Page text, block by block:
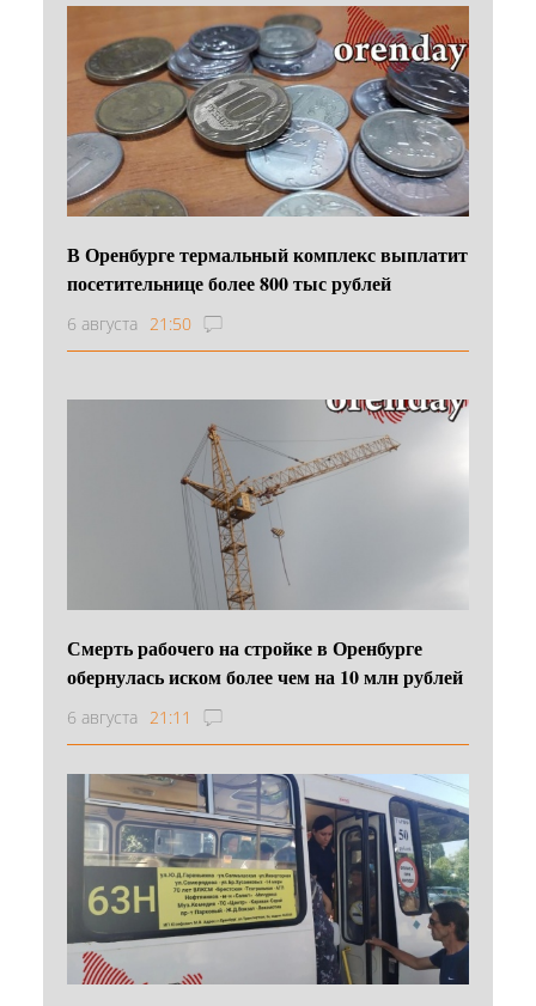
В Оренбурге термальный комплекс выплатит
посетительнице более 800 тыс рублей
6 августа 21:50
Смерть рабочего на стройке в Оренбурге
обернулась иском более чем на 10 млн рублей
6 августа 21:11